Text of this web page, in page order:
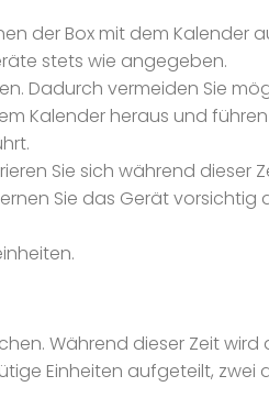
der Box mit dem Kalender
stets wie angegeben.
Dadurch vermeiden Sie
Kalender heraus und
Sie sich während
Sie das Gerät
Während dieser Zeit
Einheiten aufgeteilt,